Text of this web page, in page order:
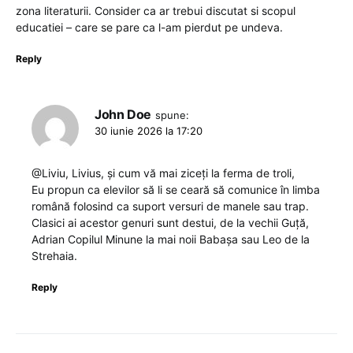
zona literaturii. Consider ca ar trebui discutat si scopul
educatiei – care se pare ca l-am pierdut pe undeva.
Reply
John Doe spune:
30 iunie 2026 la 17:20
@Liviu, Livius, și cum vă mai ziceți la ferma de troli,
Eu propun ca elevilor să li se ceară să comunice în limba
română folosind ca suport versuri de manele sau trap.
Clasici ai acestor genuri sunt destui, de la vechii Guță,
Adrian Copilul Minune la mai noii Babașa sau Leo de la
Strehaia.
Reply